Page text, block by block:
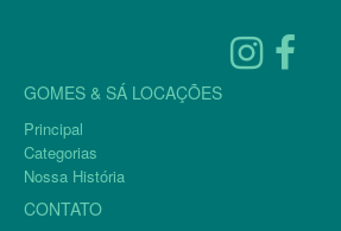
GOMES & SÁ LOCAÇÕES
Principal
Categorias
Nossa História
CONTATO